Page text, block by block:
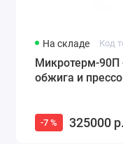
На складе Код
Микротерм-90П
обжига и
-7 % 325000 р.